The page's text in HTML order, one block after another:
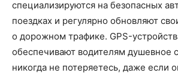
специализируются на безопасных
поездках и регулярно обновляют
о дорожном трафике. GPS-
обеспечивают водителям душевное
никогда не потеряетесь, даже если